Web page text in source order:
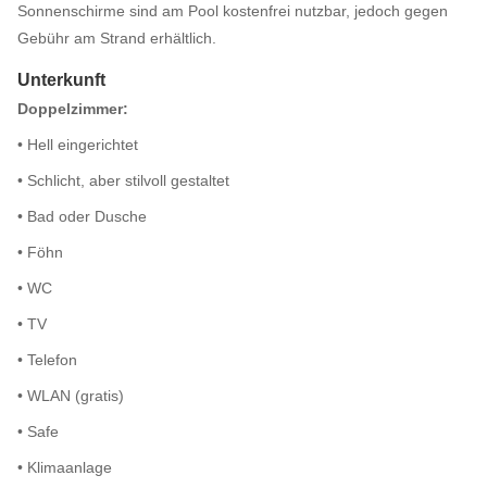
Sonnenschirme sind am Pool kostenfrei nutzbar, jedoch gegen
Gebühr am Strand erhältlich.
Unterkunft
Doppelzimmer:
• Hell eingerichtet
• Schlicht, aber stilvoll gestaltet
• Bad oder Dusche
• Föhn
• WC
• TV
• Telefon
• WLAN (gratis)
• Safe
• Klimaanlage